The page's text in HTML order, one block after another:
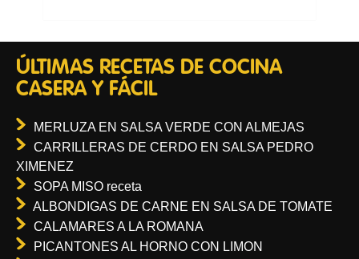
ÚLTIMAS RECETAS DE COCINA
CASERA Y FÁCIL
MERLUZA EN SALSA VERDE CON ALMEJAS
CARRILLERAS DE CERDO EN SALSA PEDRO
XIMENEZ
SOPA MISO receta
ALBONDIGAS DE CARNE EN SALSA DE TOMATE
CALAMARES A LA ROMANA
PICANTONES AL HORNO CON LIMON